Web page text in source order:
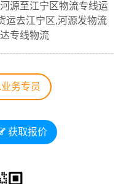
源至江宁区物流专线运
运去江宁区,河源发物流
专线物流
业务专员
获取报价